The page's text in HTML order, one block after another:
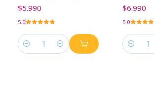
$5.990
5.0
Cantidad
$6.990
5.0
Cantidad